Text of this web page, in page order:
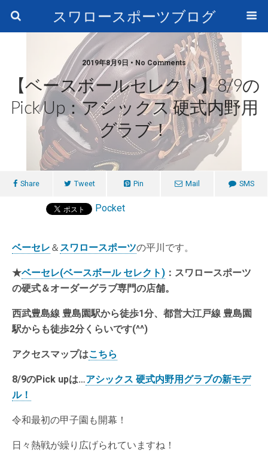
スワロースポーツブログ
2019年8月9日 • No Comments
【ベースボールセレクト】8/9の
Pick Up：アシックス 硬式内野用
グラブ！
Share Tweet Pin Mail SMS
Pocket
ベーセレ ＆ スワロースポーツの平川です。
★ベーセレ(ベースボール セレクト) ：スワロースポーツ
の硬式＆オーダーグラブ専門の店舗。
西武豊島線 豊島園駅から徒歩1分、都営大江戸線 豊島園
駅からも徒歩2分くらいです(^^)
アクセスマップはこちら
8/9のPick upは…アシックス 硬式内野用グラブの新モデ
ル！
令和最初の甲子園も開幕！
日々熱戦が繰り広げられていますね！